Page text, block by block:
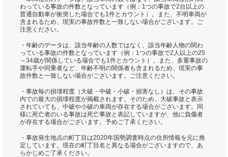
わっている事故の件数となっています（例：1つの事故で2台以上の
普通自動車が衝突した場合でも1件とカウント）。また、不明車両が
含まれるため、現実の事故件数と一致しない場合がございます。ご
注意ください。
・年齢のデータは、該当年齢の人数ではなく、該当年齢人物の関わ
っている事故の件数となっています（例：1つの事故で2人以上の25
～34歳が関係している場合でも1件とカウント）。また、多重事故の
運転手や同乗者など、年齢不明の関係者も含まれるため、現実の事
故件数と一致しない場合がございます。ご注意ください。
・事故毎の損壊程度（大破・中破・小破・損害なし）は、その事故
内での最大の損壊程度が掲載されます。そのため、大破事故と表示
されていても、中破や小破の車両が存在する場合がございます。同
様に死亡者のいる事故は死亡事故と表記していますが、他に負傷者
が存在する場合がございます。予めご了承ください。
・事故発生地点の町丁目は2020年国勢調査時点の住所情報を元に推
定しています。現在の町丁目名と異なる場合がございますので、あ
らかじめご了承ください。